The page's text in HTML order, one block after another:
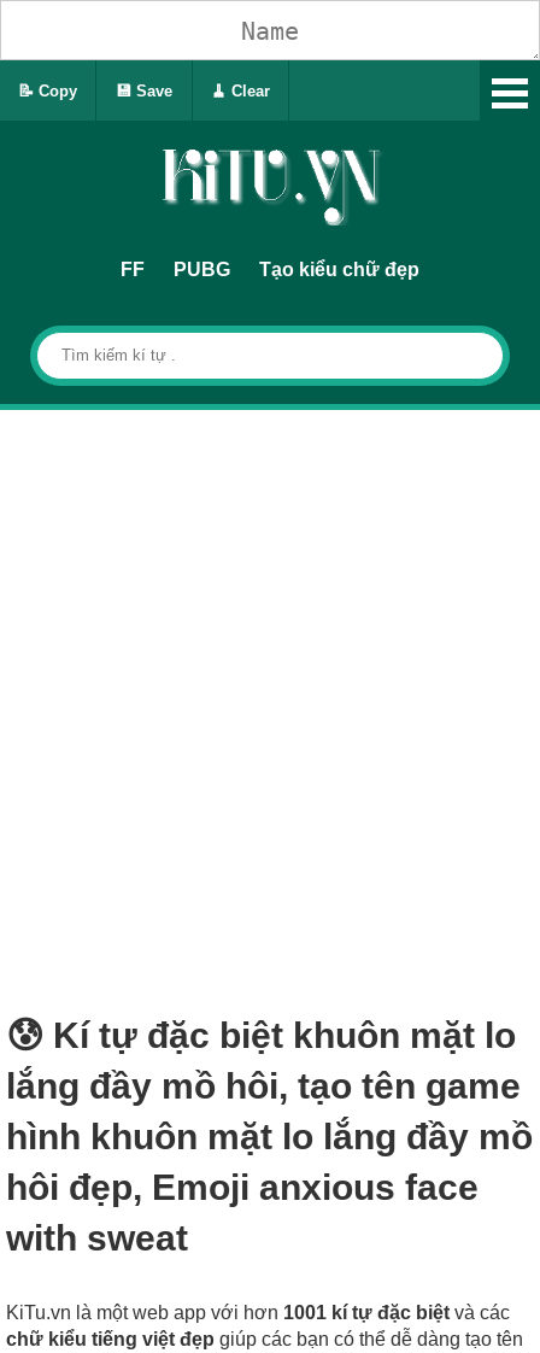
FF PUBG Tạo kiểu chữ đẹp
😰 Kí tự đặc biệt khuôn mặt lo
lắng đầy mồ hôi, tạo tên game
hình khuôn mặt lo lắng đầy mồ
hôi đẹp, Emoji anxious face
with sweat
KiTu.vn là một web app với hơn 1001 kí tự đặc biệt và các
chữ kiểu tiếng việt đẹp giúp các bạn có thể dễ dàng tạo tên
📝 Copy 💾 Save 🧹 Clear